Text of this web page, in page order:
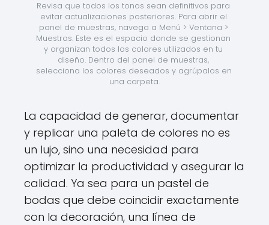
Revisa que todos los tonos sean definitivos para
evitar actualizaciones posteriores. Para abrir el
panel de muestras, navega a Menú > Ventana >
Muestras. Este es el espacio donde se gestionan
y organizan todos los colores utilizados en tu
diseño. Dentro del panel de muestras,
selecciona los colores deseados y agrúpalos en
una carpeta.
La capacidad de generar, documentar
y replicar una paleta de colores no es
un lujo, sino una necesidad para
optimizar la productividad y asegurar la
calidad. Ya sea para un pastel de
bodas que debe coincidir exactamente
con la decoración, una línea de